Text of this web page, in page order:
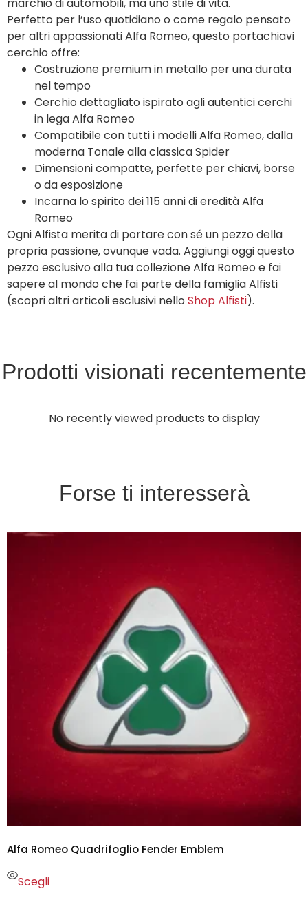
Perfetto per l’uso quotidiano o come regalo pensato
per altri appassionati Alfa Romeo, questo portachiavi
cerchio offre:
Costruzione premium in metallo per una durata
nel tempo
Cerchio dettagliato ispirato agli autentici cerchi
in lega Alfa Romeo
Compatibile con tutti i modelli Alfa Romeo, dalla
moderna Tonale alla classica Spider
Dimensioni compatte, perfette per chiavi, borse
o da esposizione
Incarna lo spirito dei 115 anni di eredità Alfa
Romeo
Ogni Alfista merita di portare con sé un pezzo della
propria passione, ovunque vada. Aggiungi oggi questo
pezzo esclusivo alla tua collezione Alfa Romeo e fai
sapere al mondo che fai parte della famiglia Alfisti
(scopri altri articoli esclusivi nello Shop Alfisti).
Prodotti visionati recentemente
No recently viewed products to display
Forse ti interesserà
Alfa Romeo Quadrifoglio Fender Emblem
Scegli